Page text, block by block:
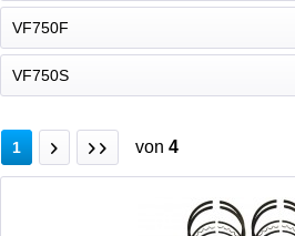
VF750F
VF750S
1 von 4